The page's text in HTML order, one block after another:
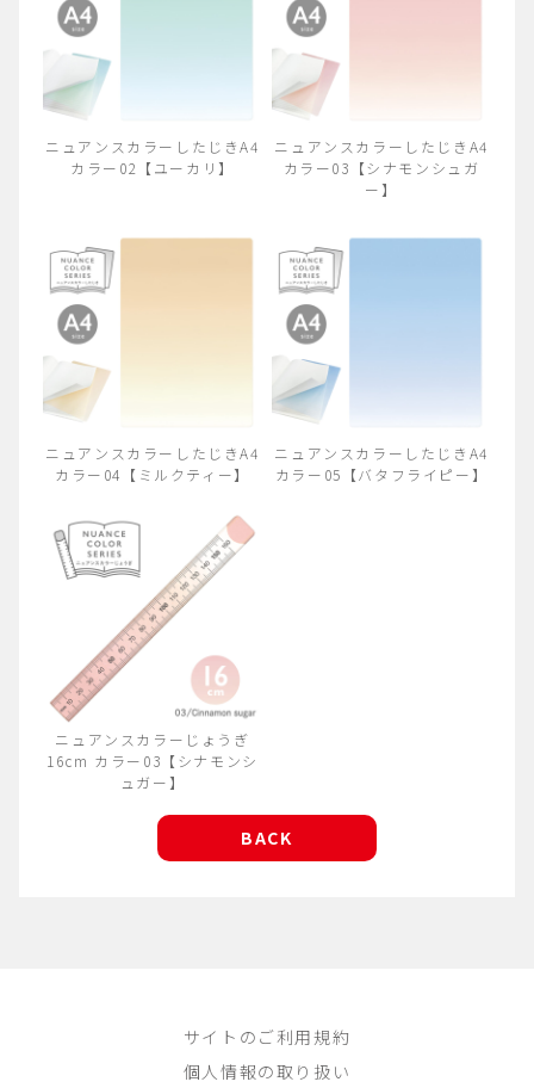
ニュアンスカラーしたじきA4
カラー02【ユーカリ】
ニュアンスカラーしたじきA4
カラー03【シナモンシュガ
ー】
ニュアンスカラーしたじきA4
カラー04【ミルクティー】
ニュアンスカラーしたじきA4
カラー05【バタフライピー】
ニュアンスカラーじょうぎ
16cm カラー03【シナモンシ
ュガー】
BACK
サイトのご利用規約
個人情報の取り扱い